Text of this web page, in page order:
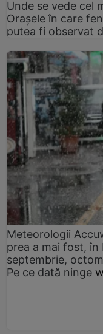
Unde se vede cel
Orașele în care
putea fi observat
Meteorologii
prea a mai fost, în
septembrie,
Pe ce dată ninge